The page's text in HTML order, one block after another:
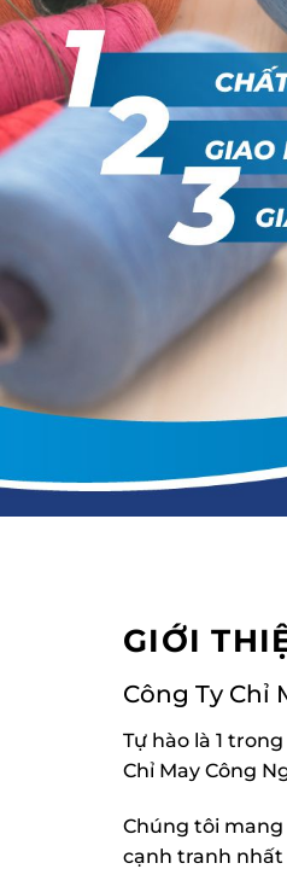
GIỚI
Công Ty Chỉ
Tự hào là 1
Chỉ May Công
Chúng tôi
cạnh tranh nhất